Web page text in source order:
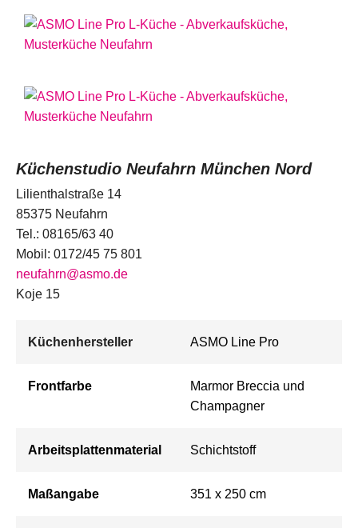
Küchenstudio Neufahrn München Nord
Lilienthalstraße 14
85375 Neufahrn
Tel.: 08165/63 40
Mobil: 0172/45 75 801
neufahrn@asmo.de
Koje 15
Küchenhersteller ASMO Line Pro
Frontfarbe
Marmor Breccia und
Champagner
Arbeitsplattenmaterial Schichtstoff
Maßangabe 351 x 250 cm